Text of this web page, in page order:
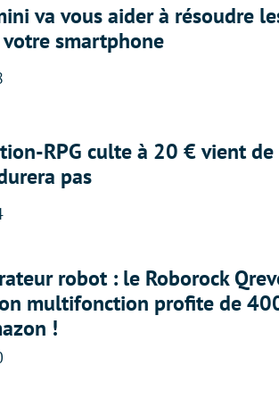
va vous aider à résoudre
smartphone
RPG culte à 20 € vient de
pas
robot : le Roborock
multifonction profite de
!